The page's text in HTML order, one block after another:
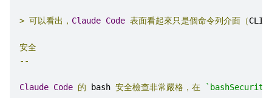
> 可以看出， Claude Code 表面看起來只是個命令列介面（CLI
安全
--
Claude Code 的 bash 安全檢查非常嚴格，在